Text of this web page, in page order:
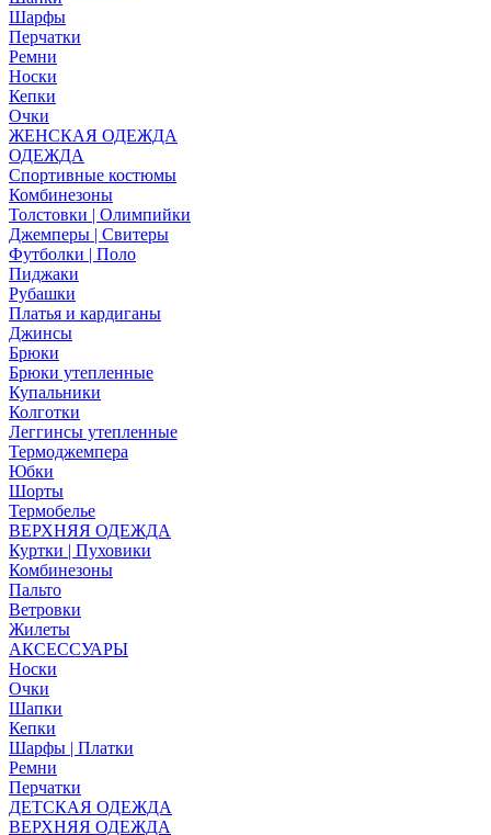
Шарфы
Перчатки
Ремни
Носки
Кепки
Очки
ЖЕНСКАЯ ОДЕЖДА
ОДЕЖДА
Спортивные костюмы
Комбинезоны
Толстовки | Олимпийки
Джемперы | Свитеры
Футболки | Поло
Пиджаки
Рубашки
Платья и кардиганы
Джинсы
Брюки
Брюки утепленные
Купальники
Колготки
Леггинсы утепленные
Термоджемпера
Юбки
Шорты
Термобелье
ВЕРХНЯЯ ОДЕЖДА
Куртки | Пуховики
Комбинезоны
Пальто
Ветровки
Жилеты
АКСЕССУАРЫ
Носки
Очки
Шапки
Кепки
Шарфы | Платки
Ремни
Перчатки
ДЕТСКАЯ ОДЕЖДА
ВЕРХНЯЯ ОДЕЖДА